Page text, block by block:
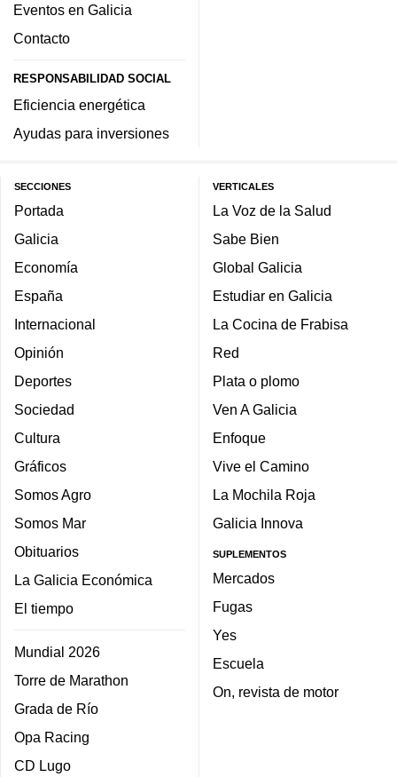
Eventos en Galicia
Contacto
RESPONSABILIDAD SOCIAL
Eficiencia energética
Ayudas para inversiones
SECCIONES
Portada
Galicia
Economía
España
Internacional
Opinión
Deportes
Sociedad
Cultura
Gráficos
Somos Agro
Somos Mar
Obituarios
La Galicia Económica
El tiempo
Mundial 2026
Torre de Marathon
Grada de Río
Opa Racing
CD Lugo
VERTICALES
La Voz de la Salud
Sabe Bien
Global Galicia
Estudiar en Galicia
La Cocina de Frabisa
Red
Plata o plomo
Ven A Galicia
Enfoque
Vive el Camino
La Mochila Roja
Galicia Innova
SUPLEMENTOS
Mercados
Fugas
Yes
Escuela
On, revista de motor